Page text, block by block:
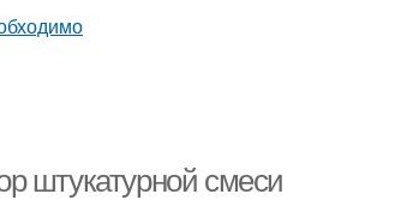
штукатурной смеси